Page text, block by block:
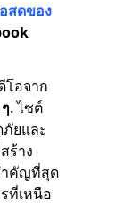
สดของ
อจาก
. ไซต์
ยและ
ร้าง
ำคัญที่สุด
ที่เหนือ